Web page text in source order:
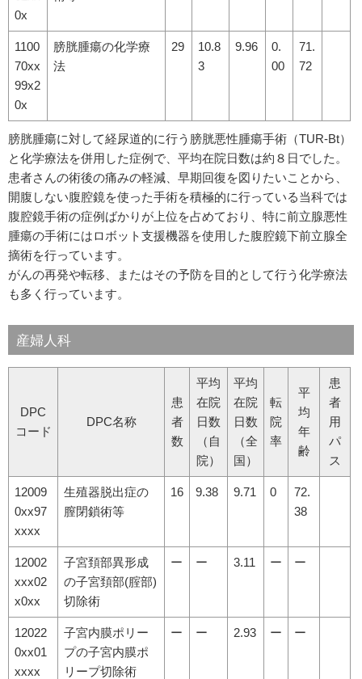
0x
1100
70xx
99x2
0x
膀胱腫瘍の化学療
法
29
10.8
3
9.96
0.
00
71.
72
膀胱腫瘍に対して経尿道的に行う膀胱悪性腫瘍手術（TUR-Bt）
と化学療法を併用した症例で、平均在院日数は約８日でした。
患者さんの術後の痛みの軽減、早期回復を図りたいことから、
開腹しない腹腔鏡を使った手術を積極的に行っている当科では
腹腔鏡手術の症例ばかりが上位を占めており、特に前立腺悪性
腫瘍の手術にはロボット支援機器を使用した腹腔鏡下前立腺全
摘術を行っています。
がんの再発や転移、またはその予防を目的として行う化学療法
も多く行っています。
産婦人科
DPC
コード
DPC名称
患
者
数
平均
在院
日数
（自
院）
平均
在院
日数
（全
国）
転
院
率
平
均
年
齢
患
者
用
パ
ス
12009
0xx97
xxxx
生殖器脱出症の
膣閉鎖術等
16 9.38 9.71 0
72.
38
12002
xxx02
x0xx
子宮頚部異形成
の子宮頚部(腟部)
切除術
ー ー 3.11 ー ー
12022
0xx01
xxxx
子宮内膜ポリー
プの子宮内膜ポ
リープ切除術
ー ー 2.93 ー ー